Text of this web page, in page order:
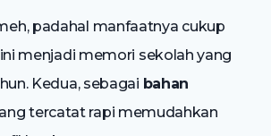
padahal manfaatnya cukup
menjadi memori sekolah yang
Kedua, sebagai bahan
tercatat rapi memudahkan